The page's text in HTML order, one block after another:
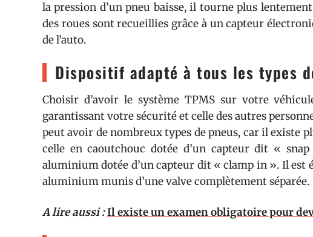
la pression d’un pneu baisse, il tourne plus
des roues sont recueillies grâce à un capteur
de l’auto.
Dispositif adapté à tous les types
Choisir d’avoir le système TPMS sur votre
garantissant votre sécurité et celle des autres
peut avoir de nombreux types de pneus, car il existe
celle en caoutchouc dotée d’un capteur dit «
aluminium dotée d’un capteur dit « clamp in ». Il est
aluminium munis d’une valve complètement séparée.
A lire aussi :Il existe un examen obligatoire pour